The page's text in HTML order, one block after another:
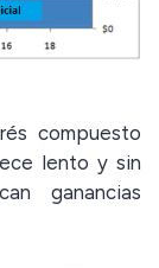
compuesto
lento y sin
ganancias